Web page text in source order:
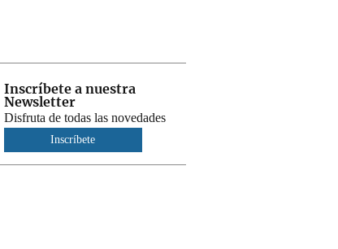
Inscríbete a nuestra
Newsletter
Disfruta de todas las novedades
Inscríbete